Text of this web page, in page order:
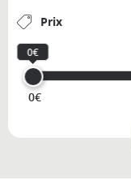
Prix
0€
0€